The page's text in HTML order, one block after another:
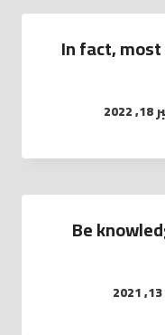
In fact,
Be